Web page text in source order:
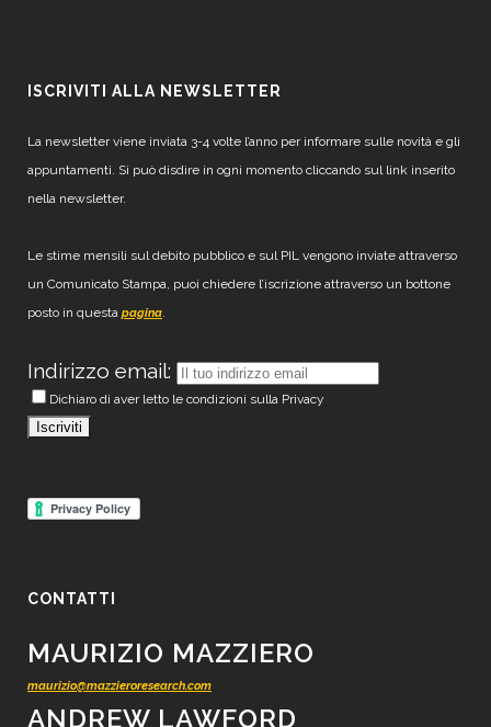
ISCRIVITI ALLA NEWSLETTER
La newsletter viene inviata 3-4 volte l’anno per informare sulle novità e gli
appuntamenti. Si può disdire in ogni momento cliccando sul link inserito
nella newsletter.
Le stime mensili sul debito pubblico e sul PIL vengono inviate attraverso
un Comunicato Stampa, puoi chiedere l’iscrizione attraverso un bottone
posto in questa pagina.
Indirizzo email:
Dichiaro di aver letto le condizioni sulla Privacy
CONTATTI
MAURIZIO MAZZIERO
maurizio@mazzieroresearch.com
ANDREW LAWFORD